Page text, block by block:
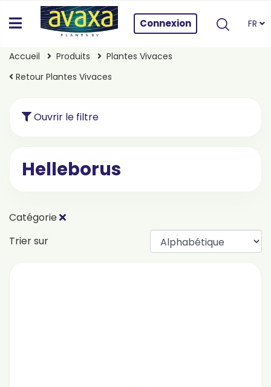
Connexion FR
Accueil Produits
Plantes Vivaces
Retour Plantes Vivaces
Ouvrir le filtre
Helleborus
Catégorie
Trier sur